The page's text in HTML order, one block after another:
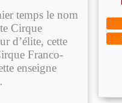
temps le nom
Cirque
d’élite, cette
Franco-
enseigne